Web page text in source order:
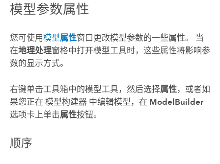
模型参数属性
您可使用模型属性窗口更改模型参数的一些属性。 当
在地理处理窗格中打开模型工具时，这些属性将影响参
数的显示方式。
右键单击工具箱中的模型工具，然后选择属性，或者如
果您正在 模型构建器中编辑模型，在 ModelBuilder
选项卡上单击属性按钮。
顺序